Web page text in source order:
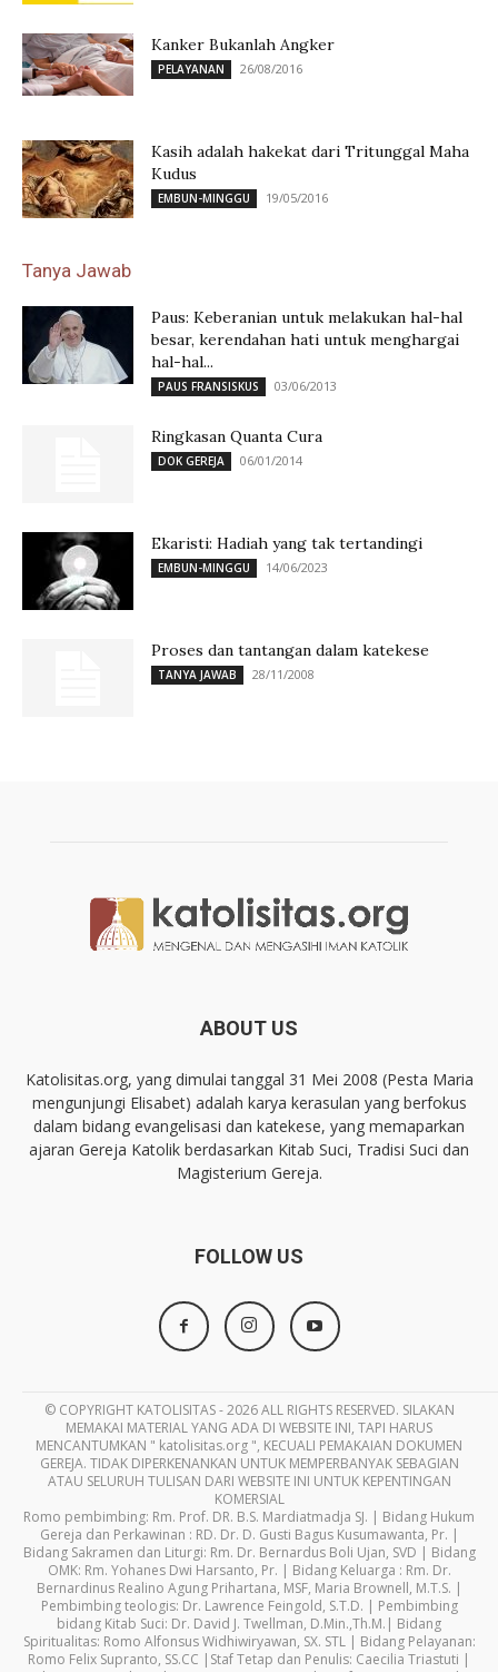
Kanker Bukanlah Angker
PELAYANAN 26/08/2016
Kasih adalah hakekat dari Tritunggal Maha
Kudus
EMBUN-MINGGU 19/05/2016
Tanya Jawab
Paus: Keberanian untuk melakukan hal-hal
besar, kerendahan hati untuk menghargai
hal-hal...
PAUS FRANSISKUS 03/06/2013
Ringkasan Quanta Cura
DOK GEREJA 06/01/2014
Ekaristi: Hadiah yang tak tertandingi
EMBUN-MINGGU 14/06/2023
Proses dan tantangan dalam katekese
TANYA JAWAB 28/11/2008
ABOUT US
Katolisitas.org, yang dimulai tanggal 31 Mei 2008 (Pesta Maria
mengunjungi Elisabet) adalah karya kerasulan yang berfokus
dalam bidang evangelisasi dan katekese, yang memaparkan
ajaran Gereja Katolik berdasarkan Kitab Suci, Tradisi Suci dan
Magisterium Gereja.
FOLLOW US
© COPYRIGHT KATOLISITAS - 2026 ALL RIGHTS RESERVED. SILAKAN
MEMAKAI MATERIAL YANG ADA DI WEBSITE INI, TAPI HARUS
MENCANTUMKAN " katolisitas.org ", KECUALI PEMAKAIAN DOKUMEN
GEREJA. TIDAK DIPERKENANKAN UNTUK MEMPERBANYAK SEBAGIAN
ATAU SELURUH TULISAN DARI WEBSITE INI UNTUK KEPENTINGAN
KOMERSIAL
Romo pembimbing: Rm. Prof. DR. B.S. Mardiatmadja SJ. | Bidang Hukum
Gereja dan Perkawinan : RD. Dr. D. Gusti Bagus Kusumawanta, Pr. |
Bidang Sakramen dan Liturgi: Rm. Dr. Bernardus Boli Ujan, SVD | Bidang
OMK: Rm. Yohanes Dwi Harsanto, Pr. | Bidang Keluarga : Rm. Dr.
Bernardinus Realino Agung Prihartana, MSF, Maria Brownell, M.T.S. |
Pembimbing teologis: Dr. Lawrence Feingold, S.T.D. | Pembimbing
bidang Kitab Suci: Dr. David J. Twellman, D.Min.,Th.M.| Bidang
Spiritualitas: Romo Alfonsus Widhiwiryawan, SX. STL | Bidang Pelayanan:
Romo Felix Supranto, SS.CC |Staf Tetap dan Penulis: Caecilia Triastuti |